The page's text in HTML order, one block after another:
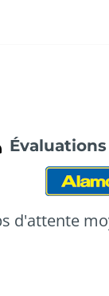
d'attente